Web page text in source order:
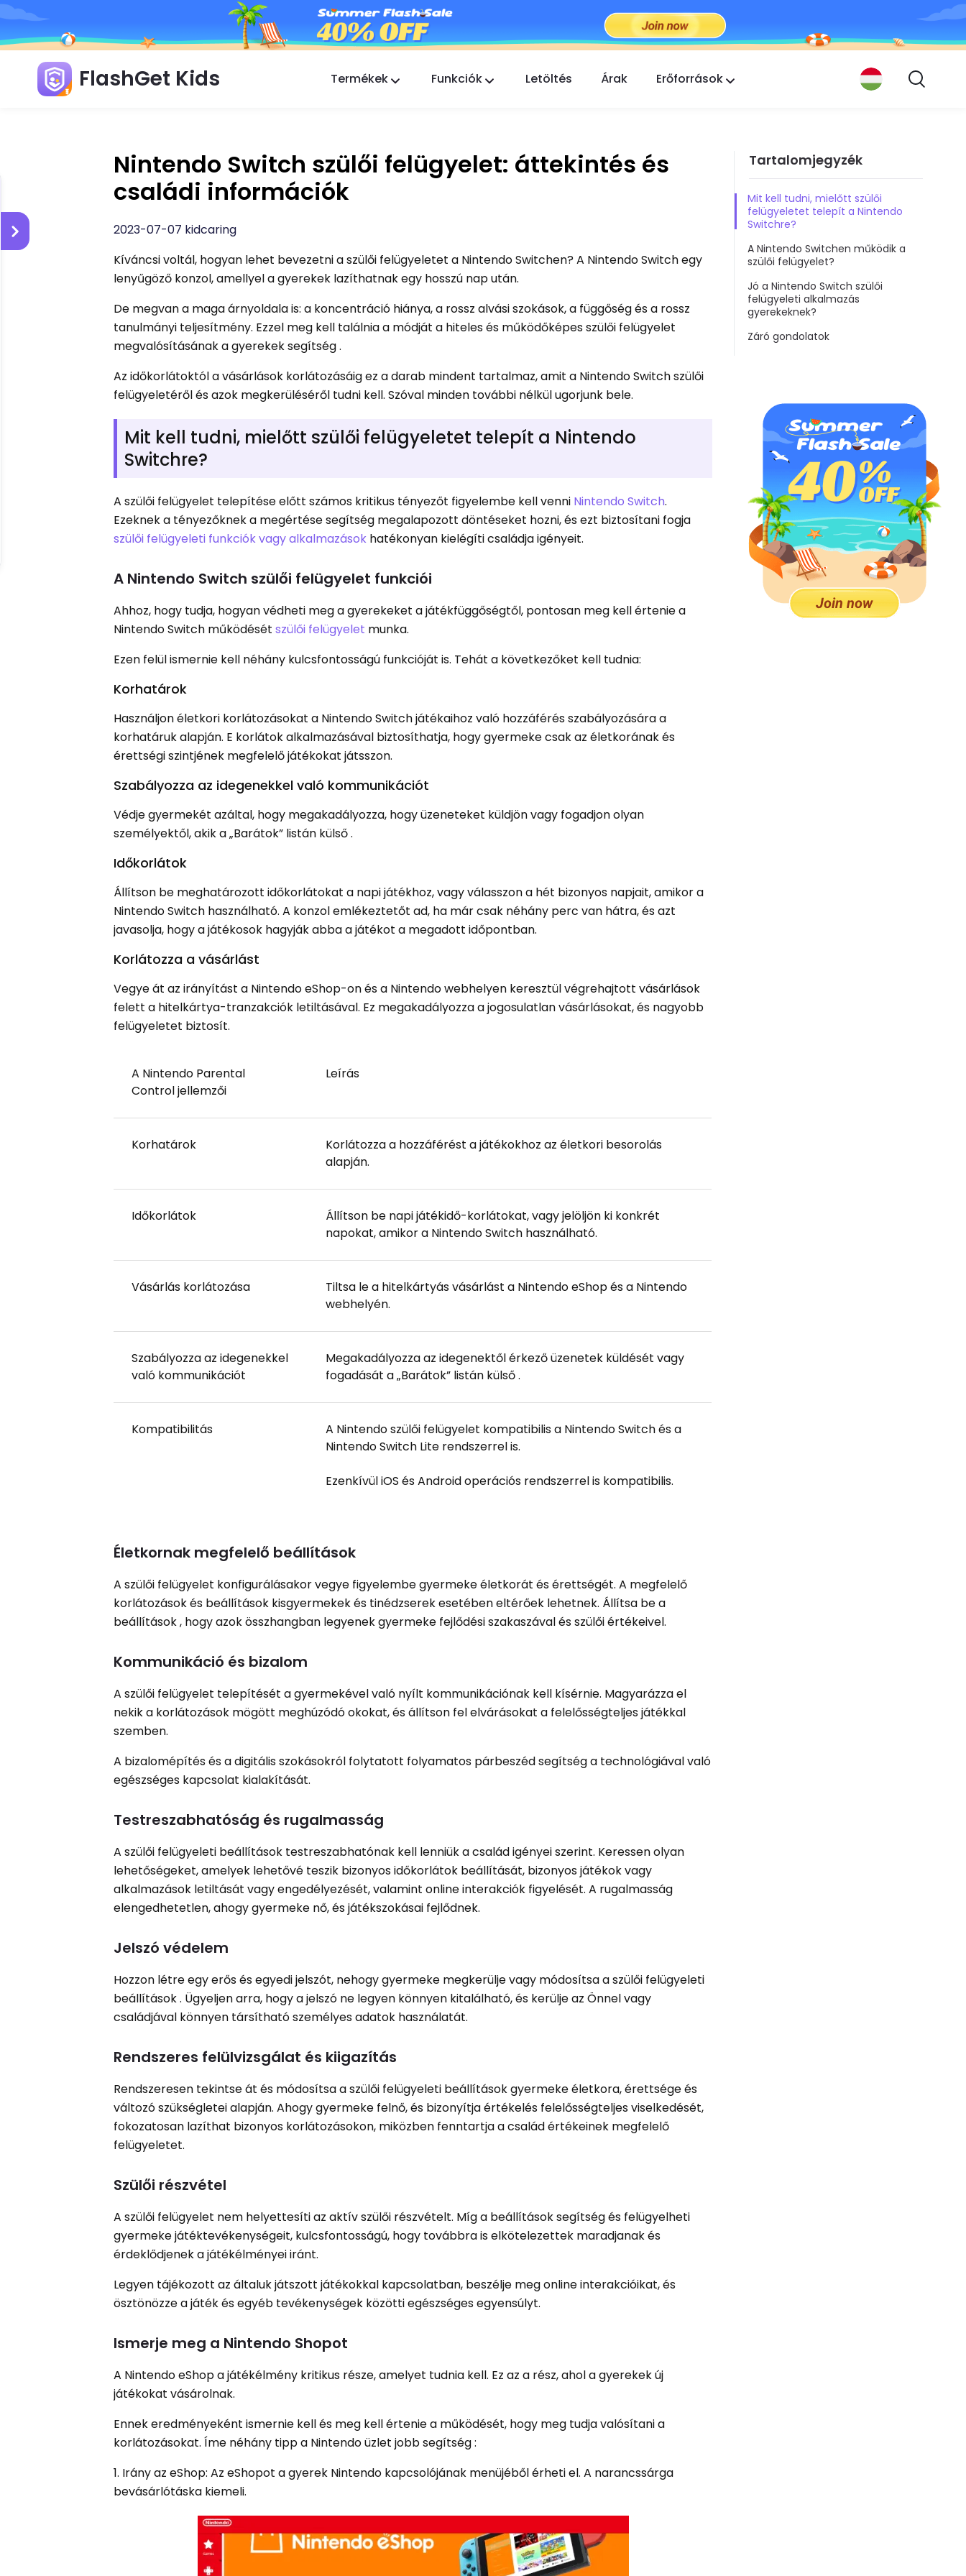
FlashGet Kids Termékek
FlashGet Finder
Funkciók Letöltés Árak Erőforrások
Nintendo Switch szülői felügyelet: áttekintés és
családi információk
2023-07-07 kidcaring
Kíváncsi voltál, hogyan lehet bevezetni a szülői felügyeletet a Nintendo Switchen? A Nintendo Switch egy
lenyűgöző konzol, amellyel a gyerekek lazíthatnak egy hosszú nap után.
De megvan a maga árnyoldala is: a koncentráció hiánya, a rossz alvási szokások, a függőség és a rossz
tanulmányi teljesítmény. Ezzel meg kell találnia a módját a hiteles és működőképes szülői felügyelet
megvalósításának a gyerekek segítség .
Az időkorlátoktól a vásárlások korlátozásáig ez a darab mindent tartalmaz, amit a Nintendo Switch szülői
felügyeletéről és azok megkerüléséről tudni kell. Szóval minden további nélkül ugorjunk bele.
Mit kell tudni, mielőtt szülői felügyeletet telepít a Nintendo
Switchre?
A szülői felügyelet telepítése előtt számos kritikus tényezőt figyelembe kell venni Nintendo Switch.
Ezeknek a tényezőknek a megértése segítség megalapozott döntéseket hozni, és ezt biztosítani fogja
szülői felügyeleti funkciók vagy alkalmazások hatékonyan kielégíti családja igényeit.
A Nintendo Switch szülői felügyelet funkciói
Ahhoz, hogy tudja, hogyan védheti meg a gyerekeket a játékfüggőségtől, pontosan meg kell értenie a
Nintendo Switch működésétszülői felügyelet munka.
Ezen felül ismernie kell néhány kulcsfontosságú funkcióját is. Tehát a következőket kell tudnia:
Korhatárok
Használjon életkori korlátozásokat a Nintendo Switch játékaihoz való hozzáférés szabályozására a
korhatáruk alapján. E korlátok alkalmazásával biztosíthatja, hogy gyermeke csak az életkorának és
érettségi szintjének megfelelő játékokat játsszon.
Szabályozza az idegenekkel való kommunikációt
Védje gyermekét azáltal, hogy megakadályozza, hogy üzeneteket küldjön vagy fogadjon olyan
személyektől, akik a „Barátok” listán külső .
Időkorlátok
Állítson be meghatározott időkorlátokat a napi játékhoz, vagy válasszon a hét bizonyos napjait, amikor a
Nintendo Switch használható. A konzol emlékeztetőt ad, ha már csak néhány perc van hátra, és azt
javasolja, hogy a játékosok hagyják abba a játékot a megadott időpontban.
Korlátozza a vásárlást
Vegye át az irányítást a Nintendo eShop-on és a Nintendo webhelyen keresztül végrehajtott vásárlások
felett a hitelkártya-tranzakciók letiltásával. Ez megakadályozza a jogosulatlan vásárlásokat, és nagyobb
felügyeletet biztosít.
A Nintendo Parental
Control jellemzői
Leírás
Korhatárok
Korlátozza a hozzáférést a játékokhoz az életkori besorolás
alapján.
Időkorlátok
Állítson be napi játékidő-korlátokat, vagy jelöljön ki konkrét
napokat, amikor a Nintendo Switch használható.
Vásárlás korlátozása
Tiltsa le a hitelkártyás vásárlást a Nintendo eShop és a Nintendo
webhelyén.
Szabályozza az idegenekkel
való kommunikációt
Megakadályozza az idegenektől érkező üzenetek küldését vagy
fogadását a „Barátok” listán külső .
Kompatibilitás
A Nintendo szülői felügyelet kompatibilis a Nintendo Switch és a
Nintendo Switch Lite rendszerrel is.
Ezenkívül iOS és Android operációs rendszerrel is kompatibilis.
Életkornak megfelelő beállítások
A szülői felügyelet konfigurálásakor vegye figyelembe gyermeke életkorát és érettségét. A megfelelő
korlátozások és beállítások kisgyermekek és tinédzserek esetében eltérőek lehetnek. Állítsa be a
beállítások , hogy azok összhangban legyenek gyermeke fejlődési szakaszával és szülői értékeivel.
Kommunikáció és bizalom
A szülői felügyelet telepítését a gyermekével való nyílt kommunikációnak kell kísérnie. Magyarázza el
nekik a korlátozások mögött meghúzódó okokat, és állítson fel elvárásokat a felelősségteljes játékkal
szemben.
A bizalomépítés és a digitális szokásokról folytatott folyamatos párbeszéd segítség a technológiával való
egészséges kapcsolat kialakítását.
Testreszabhatóság és rugalmasság
A szülői felügyeleti beállítások testreszabhatónak kell lenniük a család igényei szerint. Keressen olyan
lehetőségeket, amelyek lehetővé teszik bizonyos időkorlátok beállítását, bizonyos játékok vagy
alkalmazások letiltását vagy engedélyezését, valamint online interakciók figyelését. A rugalmasság
elengedhetetlen, ahogy gyermeke nő, és játékszokásai fejlődnek.
Jelszó védelem
Hozzon létre egy erős és egyedi jelszót, nehogy gyermeke megkerülje vagy módosítsa a szülői felügyeleti
beállítások . Ügyeljen arra, hogy a jelszó ne legyen könnyen kitalálható, és kerülje az Önnel vagy
családjával könnyen társítható személyes adatok használatát.
Rendszeres felülvizsgálat és kiigazítás
Rendszeresen tekintse át és módosítsa a szülői felügyeleti beállítások gyermeke életkora, érettsége és
változó szükségletei alapján. Ahogy gyermeke felnő, és bizonyítja értékelés felelősségteljes viselkedését,
fokozatosan lazíthat bizonyos korlátozásokon, miközben fenntartja a család értékeinek megfelelő
felügyeletet.
Szülői részvétel
A szülői felügyelet nem helyettesíti az aktív szülői részvételt. Míg a beállítások segítség és felügyelheti
gyermeke játéktevékenységeit, kulcsfontosságú, hogy továbbra is elkötelezettek maradjanak és
érdeklődjenek a játékélményei iránt.
Legyen tájékozott az általuk játszott játékokkal kapcsolatban, beszélje meg online interakcióikat, és
ösztönözze a játék és egyéb tevékenységek közötti egészséges egyensúlyt.
Ismerje meg a Nintendo Shopot
A Nintendo eShop a játékélmény kritikus része, amelyet tudnia kell. Ez az a rész, ahol a gyerekek új
játékokat vásárolnak.
Ennek eredményeként ismernie kell és meg kell értenie a működését, hogy meg tudja valósítani a
korlátozásokat. Íme néhány tipp a Nintendo üzlet jobb segítség :
1. Irány az eShop: Az eShopot a gyerek Nintendo kapcsolójának menüjéből érheti el. A narancssárga
bevásárlótáska kiemeli.
Tartalomjegyzék
Mit kell tudni, mielőtt szülői
felügyeletet telepít a Nintendo
Switchre?
A Nintendo Switchen működik a
szülői felügyelet?
Jó a Nintendo Switch szülői
felügyeleti alkalmazás
gyerekeknek?
Záró gondolatok